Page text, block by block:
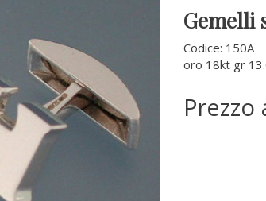
Gemelli
Codice: 150A
oro 18kt gr